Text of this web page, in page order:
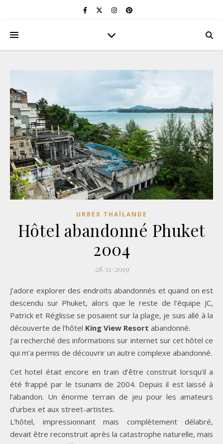
URBEX THAÏLANDE
Hôtel abandonné Phuket
2004
28/11/2019
J’adore explorer des endroits abandonnés et quand on est
descendu sur Phuket, alors que le reste de l’équipe JC,
Patrick et Réglisse se posaient sur la plage, je suis allé à la
découverte de l’hôtel King View Resort abandonné.
J’ai recherché des informations sur internet sur cet hôtel ce
qui m’a permis de découvrir un autre complexe abandonné.
Cet hotel était encore en train d’être construit lorsqu’il a
été frappé par le tsunami de 2004. Depuis il est laissé à
l’abandon. Un énorme terrain de jeu pour les amateurs
d’urbex et aux street-artistes.
L’hôtel, impressionnant mais complètement délabré,
devait être reconstruit après la catastrophe naturelle, mais